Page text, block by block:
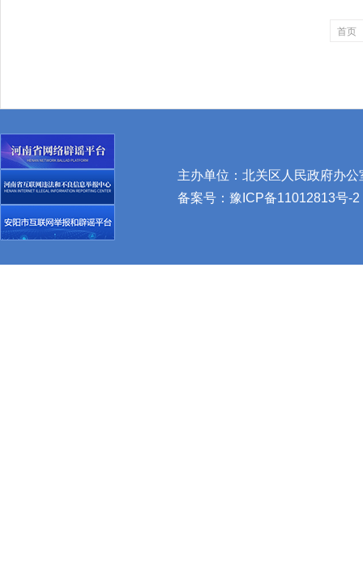
首页
主办单位：北关区人民政府办
备案号： 豫ICP备11012813号-2